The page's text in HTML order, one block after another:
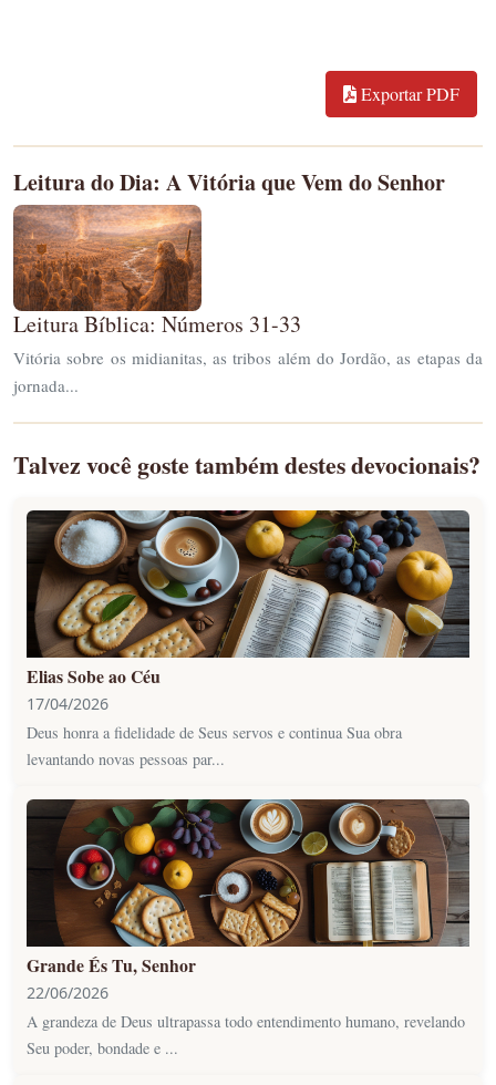
Exportar PDF
Leitura do Dia: A Vitória que Vem do Senhor
Leitura Bíblica: Números 31-33
Vitória sobre os midianitas, as tribos além do Jordão, as etapas da
jornada...
Talvez você goste também destes devocionais?
Elias Sobe ao Céu
17/04/2026
Deus honra a fidelidade de Seus servos e continua Sua obra
levantando novas pessoas par...
Grande És Tu, Senhor
22/06/2026
A grandeza de Deus ultrapassa todo entendimento humano, revelando
Seu poder, bondade e ...